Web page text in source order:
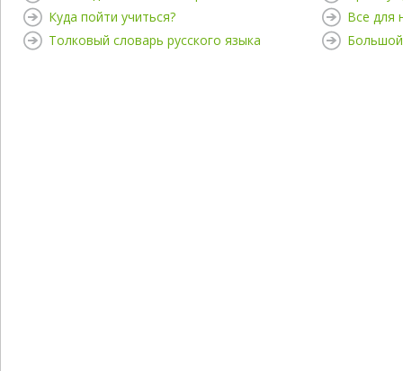
Куда пойти учиться?
Толковый словарь русского языка
Все для
Большой